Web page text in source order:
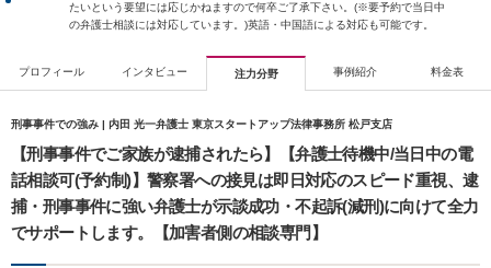
たいという要望には応じかねますので何卒ご了承下さい。(※要予約で当日中
の弁護士相談には対応しています。)英語・中国語による対応も可能です。
プロフィール インタビュー 注力分野 事例紹介 料金表
刑事事件での強み | 内田 光一弁護士 東京スタートアップ法律事務所 松戸支店
【刑事事件でご家族が逮捕されたら】【弁護士待機中/当日中の電
話相談可(予約制)】警察署への接見は即日対応のスピード重視、逮
捕・刑事事件に強い弁護士が示談成功・不起訴(減刑)に向けて全力
でサポートします。【加害者側の相談専門】